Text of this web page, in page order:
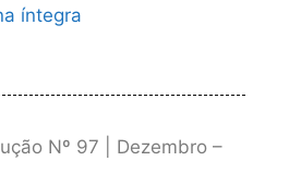
íntegra
Nº 97 | Dezembro –